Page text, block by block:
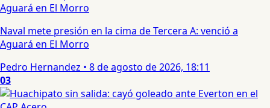
Naval mete presión en la cima de Tercera A: venció a
Aguará en El Morro
Pedro Hernandez • 8 de agosto de 2026, 18:11
03